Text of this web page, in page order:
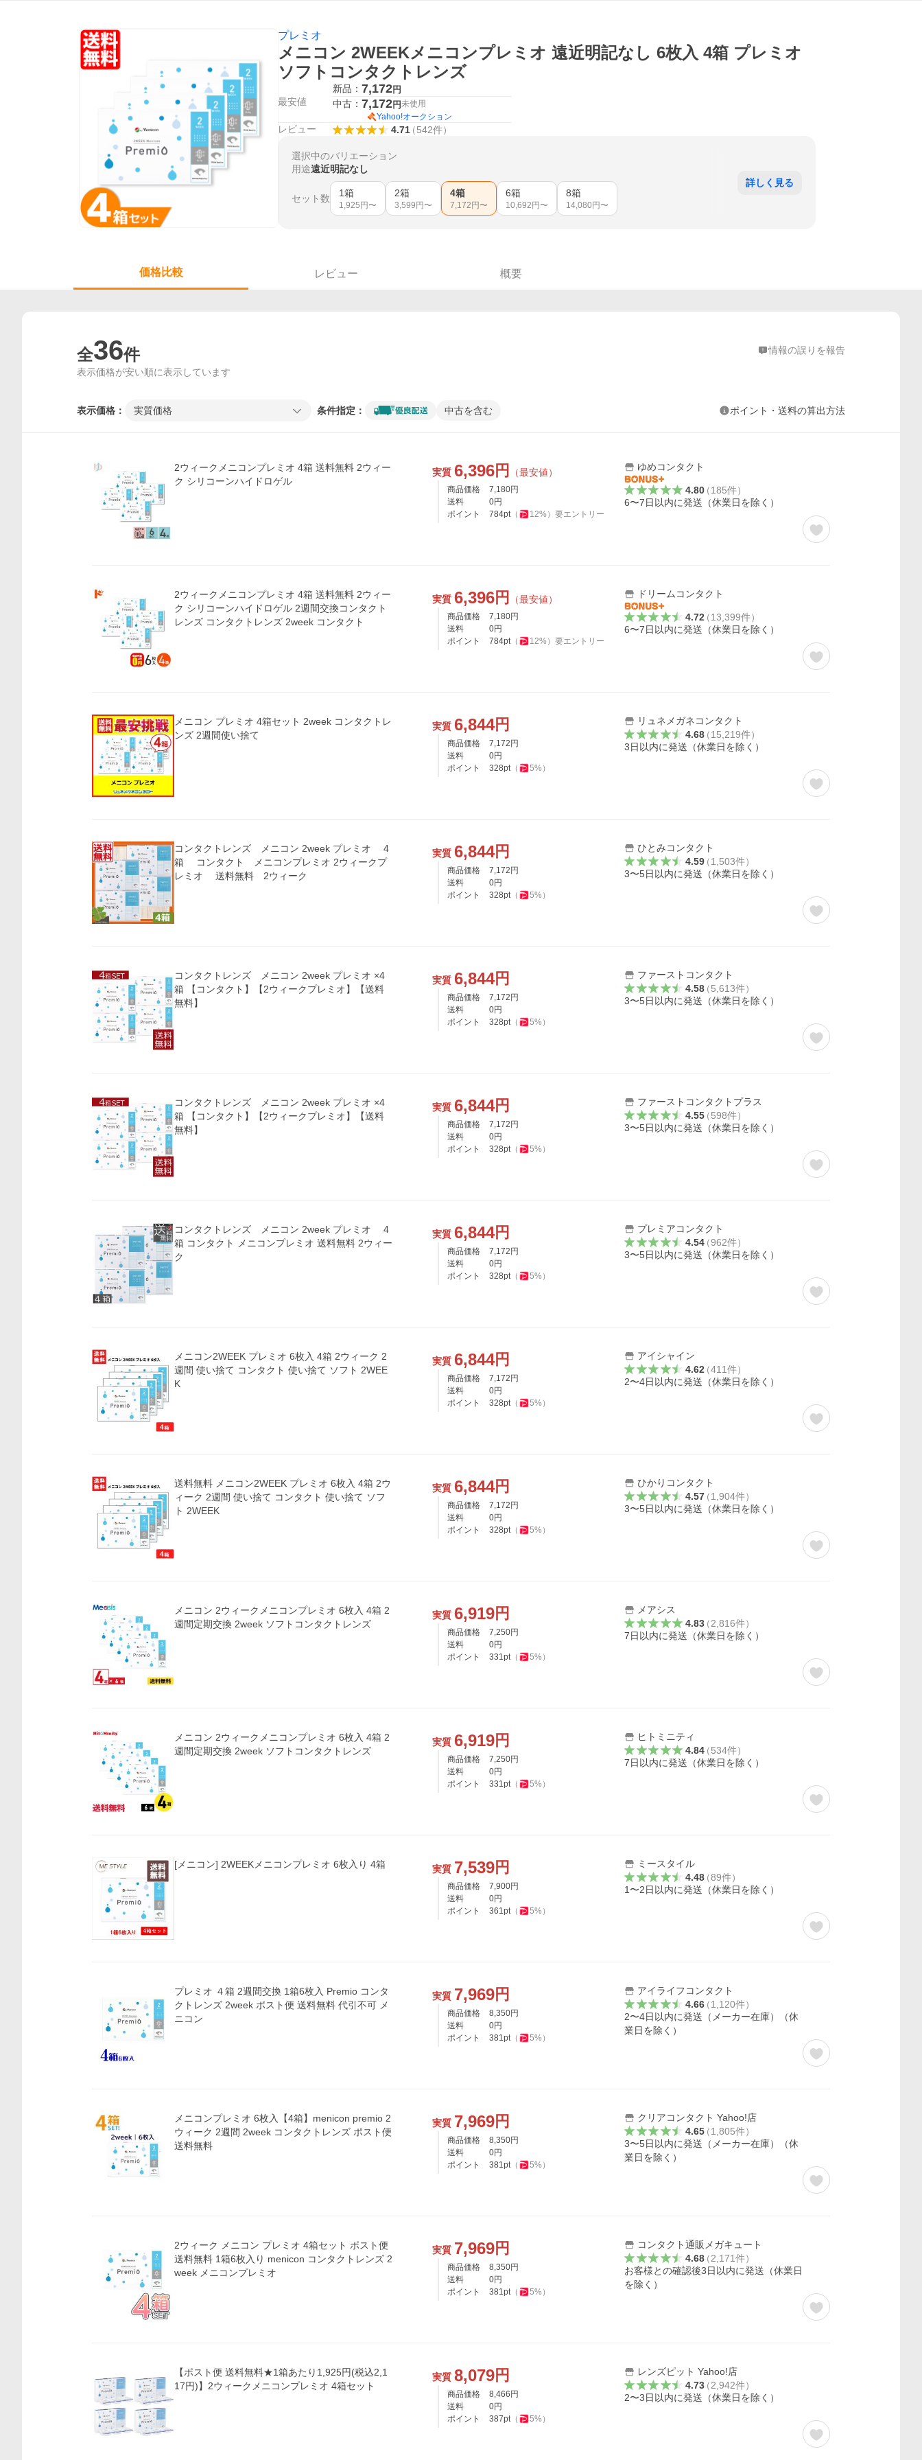
プレミオ
メニコン 2WEEKメニコンプレミオ 遠近明記なし 6枚入 4箱 プレミオ
ソフトコンタクトレンズ
最安値
新品： 7,172円
中古： 7,172円未使用
Yahoo!オークション
レビュー 4.71（542件）
選択中のバリエーション
用途遠近明記なし
セット数 1箱
1,925 円〜
2箱
3,599 円〜
4箱
7,172 円〜
6箱
10,692 円〜
8箱
14,080 円〜
詳しく見る
価格比較 レビュー 概要
全36件 情報の誤りを報告
表示価格が安い順に表示しています
表示価格： 実質価格 条件指定： 中古を含む ポイント・送料の算出方法
2ウィークメニコンプレミオ 4箱 送料無料 2ウィー
ク シリコーンハイドロゲル
実質 6,396円 （最安値）
商品価格 7,180円
送料
0円
ポイント
784pt（ 12%） 要エントリー
ゆめコンタクト
4.80（185件）
6〜7日以内に発送（休業日を除く）
2ウィークメニコンプレミオ 4箱 送料無料 2ウィー
ク シリコーンハイドロゲル 2週間交換コンタクト
レンズ コンタクトレンズ 2week コンタクト
実質 6,396円 （最安値）
商品価格 7,180円
送料
0円
ポイント
784pt（ 12%） 要エントリー
ドリームコンタクト
4.72（13,399件）
6〜7日以内に発送（休業日を除く）
メニコン プレミオ 4箱セット 2week コンタクトレ
ンズ 2週間使い捨て
実質 6,844円
商品価格 7,172 円
送料
0円
ポイント
328pt（ 5%）
リュネメガネコンタクト
4.68（15,219件）
3日以内に発送（休業日を除く）
コンタクトレンズ メニコン 2week プレミオ 4
箱 コンタクト メニコンプレミオ 2ウィークプ
レミオ 送料無料 2ウィーク
実質 6,844円
商品価格 7,172 円
送料
0円
ポイント
328pt（ 5%）
ひとみコンタクト
4.59（1,503件）
3〜5日以内に発送（休業日を除く）
コンタクトレンズ メニコン 2week プレミオ ×4
箱 【コンタクト】【2ウィークプレミオ】【送料
無料】
実質 6,844円
商品価格 7,172 円
送料
0円
ポイント
328pt（ 5%）
ファーストコンタクト
4.58（5,613件）
3〜5日以内に発送（休業日を除く）
コンタクトレンズ メニコン 2week プレミオ ×4
箱 【コンタクト】【2ウィークプレミオ】【送料
無料】
実質 6,844円
商品価格 7,172 円
送料
0円
ポイント
328pt（ 5%）
ファーストコンタクトプラス
4.55（598件）
3〜5日以内に発送（休業日を除く）
コンタクトレンズ メニコン 2week プレミオ 4
箱 コンタクト メニコンプレミオ 送料無料 2ウィー
ク
実質 6,844円
商品価格 7,172 円
送料
0円
ポイント
328pt（ 5%）
プレミアコンタクト
4.54（962件）
3〜5日以内に発送（休業日を除く）
メニコン2WEEK プレミオ 6枚入 4箱 2ウィーク 2
週間 使い捨て コンタクト 使い捨て ソフト 2WEE
K
実質 6,844円
商品価格 7,172 円
送料
0円
ポイント
328pt（ 5%）
アイシャイン
4.62（411件）
2〜4日以内に発送（休業日を除く）
送料無料 メニコン2WEEK プレミオ 6枚入 4箱 2ウ
ィーク 2週間 使い捨て コンタクト 使い捨て ソフ
ト 2WEEK
実質 6,844円
商品価格 7,172 円
送料
0円
ポイント
328pt（ 5%）
ひかりコンタクト
4.57（1,904件）
3〜5日以内に発送（休業日を除く）
メニコン 2ウィークメニコンプレミオ 6枚入 4箱 2
週間定期交換 2week ソフトコンタクトレンズ
実質 6,919円
商品価格 7,250円
送料
0円
ポイント
331pt（ 5%）
メアシス
4.83（2,816件）
7日以内に発送（休業日を除く）
メニコン 2ウィークメニコンプレミオ 6枚入 4箱 2
週間定期交換 2week ソフトコンタクトレンズ
実質 6,919円
商品価格 7,250円
送料
0円
ポイント
331pt（ 5%）
ヒトミニティ
4.84（534件）
7日以内に発送（休業日を除く）
[メニコン] 2WEEKメニコンプレミオ 6枚入り 4箱 実質 7,539円
商品価格 7,900円
送料
0円
ポイント
361pt（ 5%）
ミースタイル
4.48（89件）
1〜2日以内に発送（休業日を除く）
プレミオ ４箱 2週間交換 1箱6枚入 Premio コンタ
クトレンズ 2week ポスト便 送料無料 代引不可 メ
ニコン
実質 7,969円
商品価格 8,350円
送料
0円
ポイント
381pt（ 5%）
アイライフコンタクト
4.66（1,120件）
2〜4日以内に発送（メーカー在庫）（休
業日を除く）
メニコンプレミオ 6枚入【4箱】menicon premio 2
ウィーク 2週間 2week コンタクトレンズ ポスト便
送料無料
実質 7,969円
商品価格 8,350円
送料
0円
ポイント
381pt（ 5%）
クリアコンタクト Yahoo!店
4.65（1,805件）
3〜5日以内に発送（メーカー在庫）（休
業日を除く）
2ウィーク メニコン プレミオ 4箱セット ポスト便
送料無料 1箱6枚入り menicon コンタクトレンズ 2
week メニコンプレミオ
実質 7,969円
商品価格 8,350円
送料
0円
ポイント
381pt（ 5%）
コンタクト通販メガキュート
4.68（2,171件）
お客様との確認後3日以内に発送（休業日
を除く）
【ポスト便 送料無料★1箱あたり1,925円(税込2,1
17円)】2ウィークメニコンプレミオ 4箱セット
実質 8,079円
商品価格 8,466 円
送料
0円
ポイント
387pt（ 5%）
レンズピット Yahoo!店
4.73（2,942件）
2〜3日以内に発送（休業日を除く）